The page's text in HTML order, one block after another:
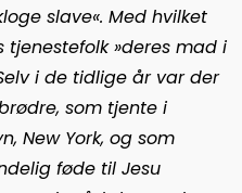
slave«. Med hvilket
tjenestefolk »deres mad i
i de tidlige år var der
som tjente i
New York, og som
føde til Jesu